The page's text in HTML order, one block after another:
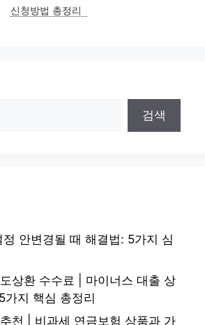
신청방법 총정리
검색
안변경될 때 해결법: 5가지 심
상환 수수료 | 마이너스 대출 상
가지 핵심 총정리
천 | 비과세 연금보험 상품과 가